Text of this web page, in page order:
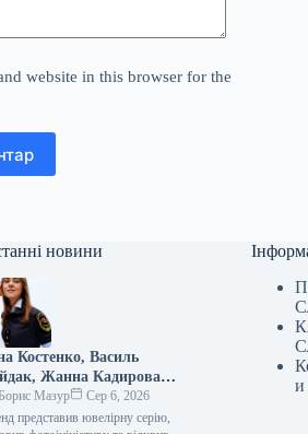
website in this browser for the
новини
Костенко, Василь
Жанна Кадирова
до масштабного
GUNIA з нагоди Дня
Мазур
Сер 6, 2026
и